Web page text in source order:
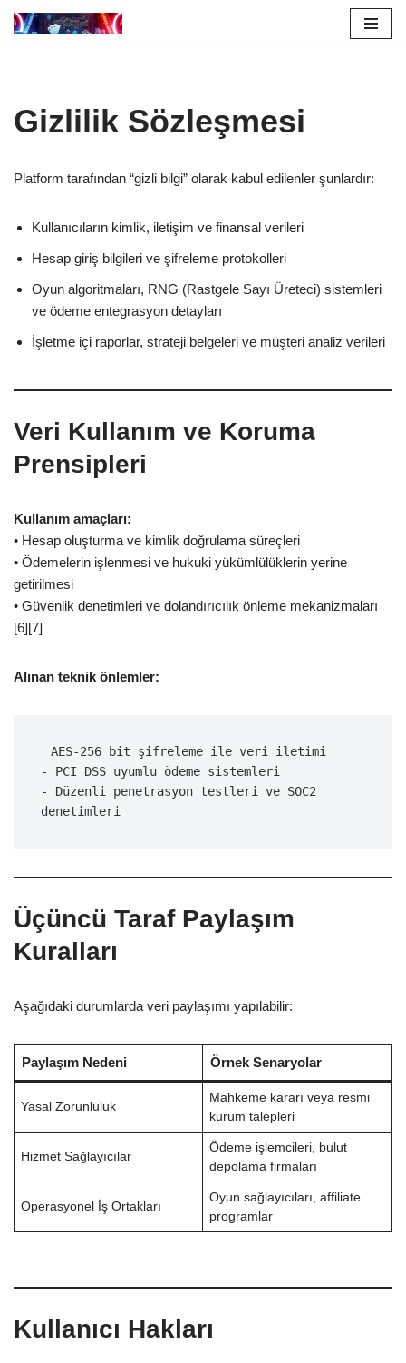
Gizlilik Sözleşmesi
Platform tarafından “gizli bilgi” olarak kabul edilenler şunlardır:
Kullanıcıların kimlik, iletişim ve finansal verileri
Hesap giriş bilgileri ve şifreleme protokolleri
Oyun algoritmaları, RNG (Rastgele Sayı Üreteci) sistemleri
ve ödeme entegrasyon detayları
İşletme içi raporlar, strateji belgeleri ve müşteri analiz verileri
Veri Kullanım ve Koruma
Prensipleri
Kullanım amaçları:
• Hesap oluşturma ve kimlik doğrulama süreçleri
• Ödemelerin işlenmesi ve hukuki yükümlülüklerin yerine
getirilmesi
• Güvenlik denetimleri ve dolandırıcılık önleme mekanizmaları
[6][7]
Alınan teknik önlemler:
AES-256 bit şifreleme ile veri iletimi
- PCI DSS uyumlu ödeme sistemleri
- Düzenli penetrasyon testleri ve SOC2
denetimleri
Üçüncü Taraf Paylaşım
Kuralları
Aşağıdaki durumlarda veri paylaşımı yapılabilir:
Paylaşım Nedeni Örnek Senaryolar
Yasal Zorunluluk
Mahkeme kararı veya resmi
kurum talepleri
Hizmet Sağlayıcılar
Ödeme işlemcileri, bulut
depolama firmaları
Operasyonel İş Ortakları
Oyun sağlayıcıları, affiliate
programlar
Kullanıcı Hakları